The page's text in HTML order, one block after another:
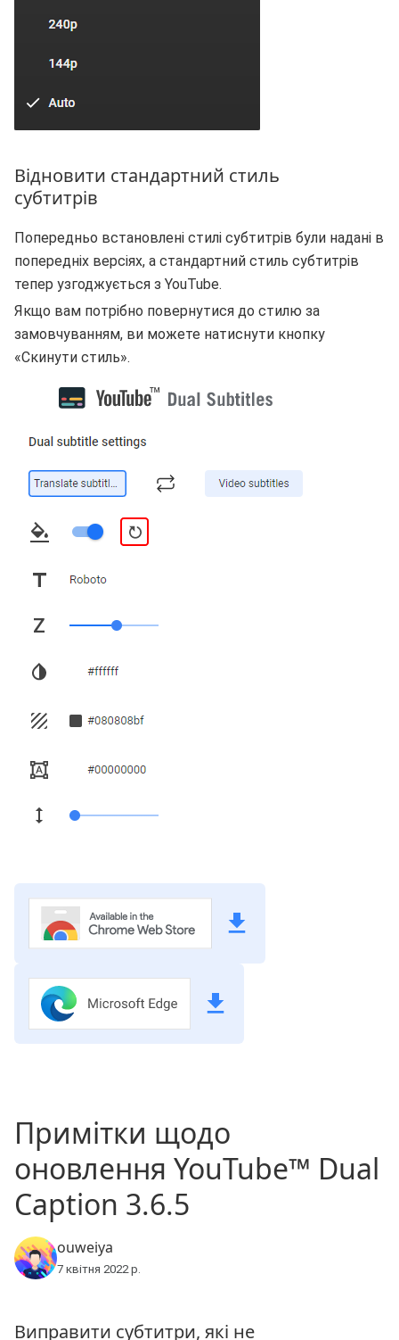
Відновити стандартний стиль
субтитрів
Попередньо встановлені стилі субтитрів були надані в
попередніх версіях, а стандартний стиль субтитрів
тепер узгоджується з YouTube.
Якщо вам потрібно повернутися до стилю за
замовчуванням, ви можете натиснути кнопку
«Скинути стиль».
Примітки щодо
оновлення YouTube™ Dual
Caption 3.6.5
ouweiya
7 квітня 2022 р.
Виправити субтитри, які не